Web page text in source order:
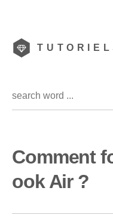
Comment
ook Air ?